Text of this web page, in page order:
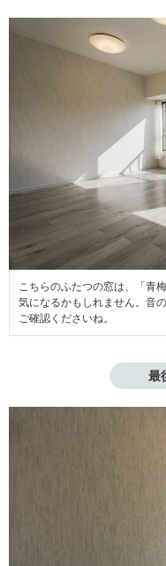
こちらのふたつの窓は、「青
気になるかもしれません。音
ご確認くださいね。
最